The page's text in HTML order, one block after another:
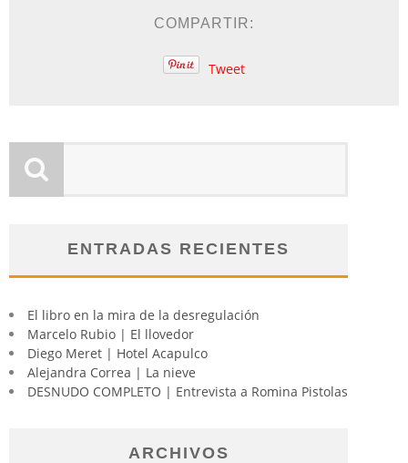
COMPARTIR:
Tweet
ENTRADAS RECIENTES
El libro en la mira de la desregulación
Marcelo Rubio | El llovedor
Diego Meret | Hotel Acapulco
Alejandra Correa | La nieve
DESNUDO COMPLETO | Entrevista a Romina Pistolas
ARCHIVOS